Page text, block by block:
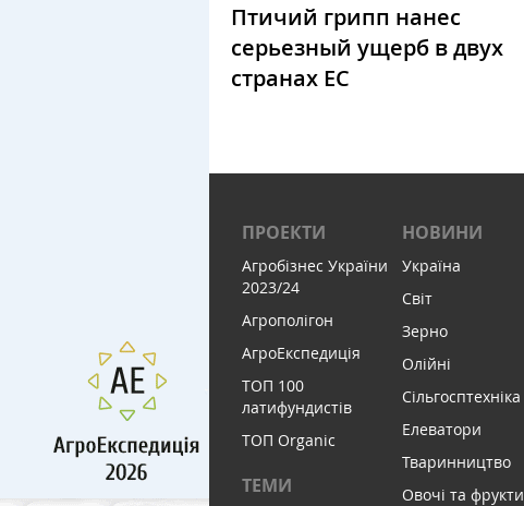
Птичий грипп нанес
серьезный ущерб в двух
странах ЕС
ПРОЕКТИ
Агробізнес України
2023/24
Агрополігон
АгроЕкспедиція
ТОП 100
латифундистів
ТОП Organic
ТЕМИ
НОВИНИ
Україна
Світ
Зерно
Олійні
Сільгосптехніка
Елеватори
Тваринництво
Овочі та фрукти